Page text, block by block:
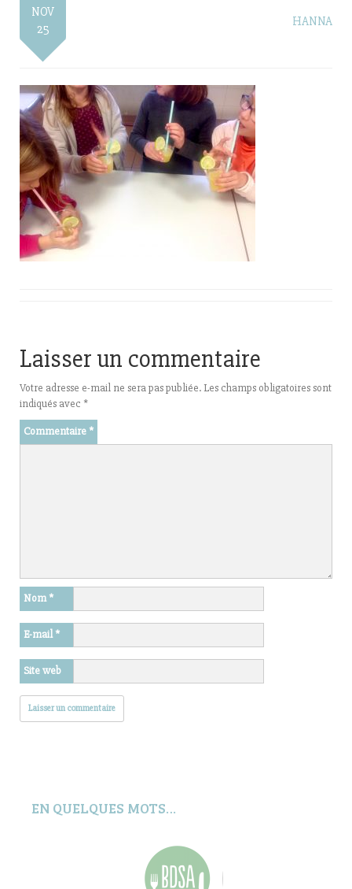
NOV
25
HANNA
Laisser un commentaire
Votre adresse e-mail ne sera pas publiée. Les champs obligatoires sont
indiqués avec *
Commentaire *
Nom*
E-mail*
Site web
EN QUELQUES MOTS…